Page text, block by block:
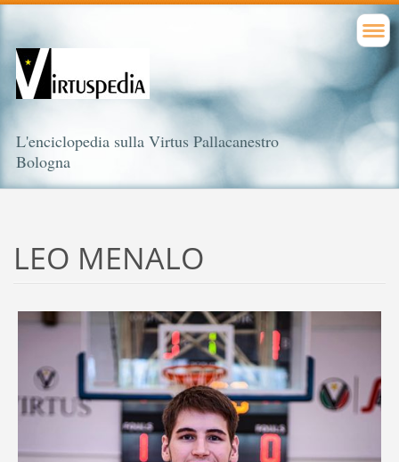
L'enciclopedia sulla Virtus Pallacanestro
Bologna
LEO MENALO